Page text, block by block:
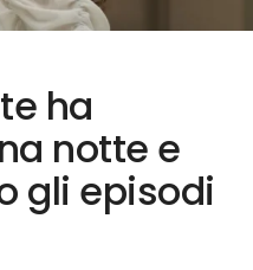
ha
notte e
gli episodi